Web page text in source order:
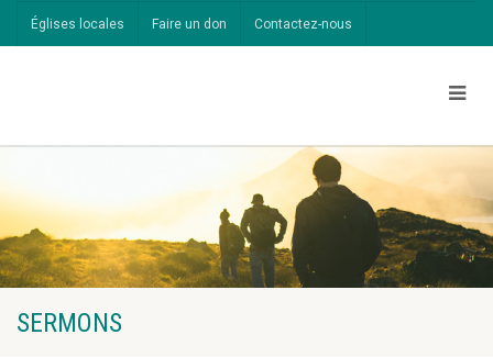
Églises locales Faire un don Contactez-nous
SERMONS